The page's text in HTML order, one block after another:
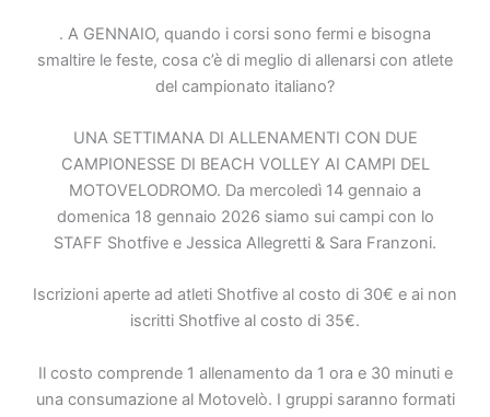
. A GENNAIO, quando i corsi sono fermi e bisogna
smaltire le feste, cosa c’è di meglio di allenarsi con atlete
del campionato italiano?
UNA SETTIMANA DI ALLENAMENTI CON DUE
CAMPIONESSE DI BEACH VOLLEY AI CAMPI DEL
MOTOVELODROMO. Da mercoledì 14 gennaio a
domenica 18 gennaio 2026 siamo sui campi con lo
STAFF Shotfive e Jessica Allegretti & Sara Franzoni.
Iscrizioni aperte ad atleti Shotfive al costo di 30€ e ai non
iscritti Shotfive al costo di 35€.
Il costo comprende 1 allenamento da 1 ora e 30 minuti e
una consumazione al Motovelò. I gruppi saranno formati